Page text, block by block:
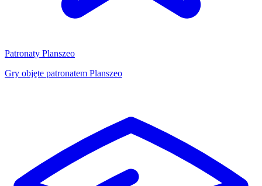
Patronaty Planszeo
Gry objęte patronatem Planszeo